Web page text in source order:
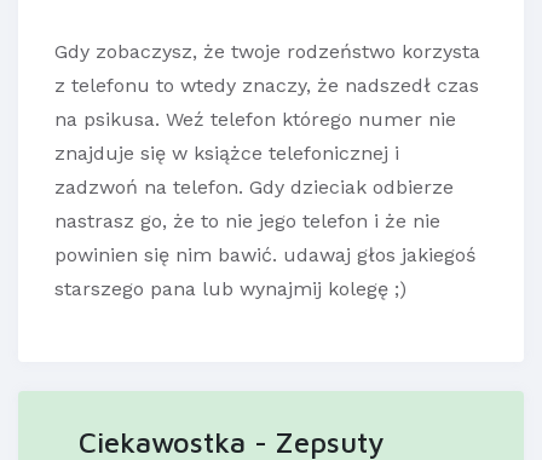
Gdy zobaczysz, że twoje rodzeństwo korzysta
z telefonu to wtedy znaczy, że nadszedł czas
na psikusa. Weź telefon którego numer nie
znajduje się w książce telefonicznej i
zadzwoń na telefon. Gdy dzieciak odbierze
nastrasz go, że to nie jego telefon i że nie
powinien się nim bawić. udawaj głos jakiegoś
starszego pana lub wynajmij kolegę ;)
Ciekawostka - Zepsuty